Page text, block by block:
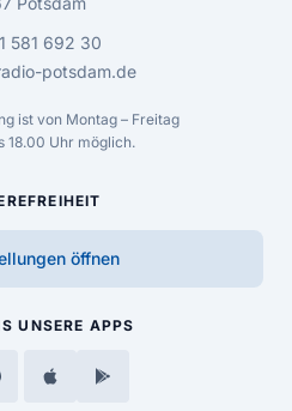
581 692 30
potsdam.de
ist von Montag – Freitag
18.00 Uhr möglich.
öffnen
UNSERE APPS